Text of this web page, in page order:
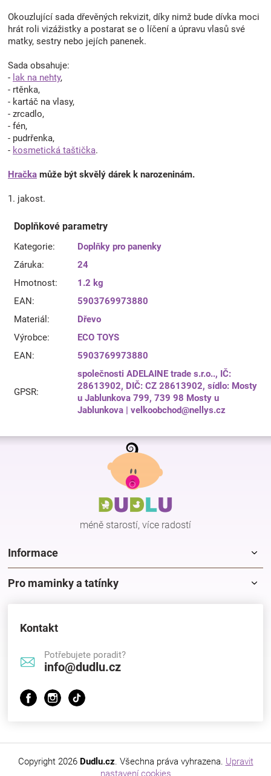
Okouzlující sada dřevěných rekvizit, díky nimž bude dívka moci
hrát roli vizážistky a postarat se o líčení a úpravu vlasů své
matky, sestry nebo jejích panenek.
Sada obsahuje:
- lak na nehty,
- rtěnka,
- kartáč na vlasy,
- zrcadlo,
- fén,
- pudrřenka,
- kosmetická taštička.
Hračka může být skvělý dárek k narozeninám.
1. jakost.
Doplňkové parametry
Kategorie:
Doplňky pro panenky
Záruka:
24
Hmotnost:
1.2 kg
EAN:
5903769973880
Materiál :
Dřevo
Výrobce:
ECO TOYS
EAN: 5903769973880
GPSR:
společnosti ADELAINE trade s.r.o.., IČ:
28613902, DIČ: CZ 28613902, sídlo: Mosty
u Jablunkova 799, 739 98 Mosty u
Jablunkova | velkoobchod@nellys.cz
Z
méně starostí, více radostí
Informace
Pro maminky a tatínky
Kontakt
Potřebujete poradit?
info@dudlu.cz
Copyright 2026 Dudlu.cz. Všechna práva vyhrazena. Upravit
nastavení cookies